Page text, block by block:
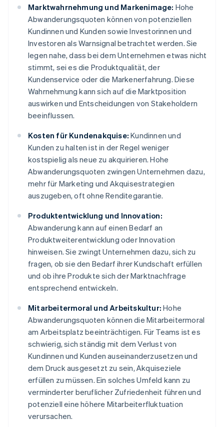
Marktwahrnehmung und Markenimage: Hohe
Abwanderungsquoten können von potenziellen
Kundinnen und Kunden sowie Investorinnen und
Investoren als Warnsignal betrachtet werden. Sie
legen nahe, dass bei dem Unternehmen etwas nicht
stimmt, sei es die Produktqualität, der
Kundenservice oder die Markenerfahrung. Diese
Wahrnehmung kann sich auf die Marktposition
auswirken und Entscheidungen von Stakeholdern
beeinflussen.
Kosten für Kundenakquise: Kundinnen und
Kunden zu halten ist in der Regel weniger
kostspielig als neue zu akquirieren. Hohe
Abwanderungsquoten zwingen Unternehmen dazu,
mehr für Marketing und Akquisestrategien
auszugeben, oft ohne Renditegarantie.
Produktentwicklung und Innovation:
Abwanderung kann auf einen Bedarf an
Produktweiterentwicklung oder Innovation
hinweisen. Sie zwingt Unternehmen dazu, sich zu
fragen, ob sie den Bedarf ihrer Kundschaft erfüllen
und ob ihre Produkte sich der Marktnachfrage
entsprechend entwickeln.
Mitarbeitermoral und Arbeitskultur: Hohe
Abwanderungsquoten können die Mitarbeitermoral
am Arbeitsplatz beeinträchtigen. Für Teams ist es
schwierig, sich ständig mit dem Verlust von
Kundinnen und Kunden auseinanderzusetzen und
dem Druck ausgesetzt zu sein, Akquiseziele
erfüllen zu müssen. Ein solches Umfeld kann zu
verminderter beruflicher Zufriedenheit führen und
potenziell eine höhere Mitarbeiterfluktuation
verursachen.